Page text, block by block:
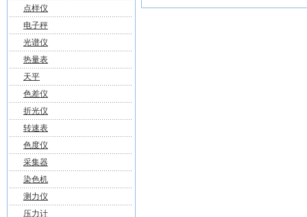
点样仪
电子秤
光谱仪
热量表
天平
色差仪
折光仪
转速表
色度仪
采集器
染色机
测力仪
压力计